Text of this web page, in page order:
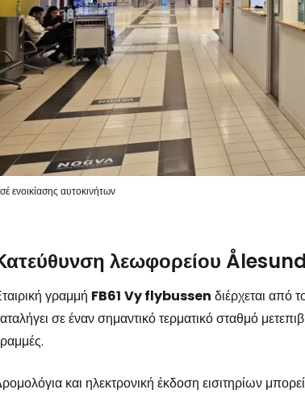
ενοικίασης αυτοκινήτων
λεωφορείου
γραμμή FB61 Vy flybussen διέρχεται από
σε έναν σημαντικό τερματικό σταθμό
και ηλεκτρονική έκδοση εισιτηρίων